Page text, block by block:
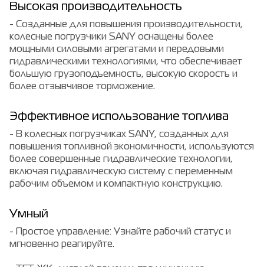
Высокая производительность
- Созданные для повышения производительности,
колесные погрузчики SANY оснащены более
мощными силовыми агрегатами и передовыми
гидравлическими технологиями, что обеспечивает
большую грузоподъемность, высокую скорость и
более отзывчивое торможение.
Эффективное использование топлива
- В колесных погрузчиках SANY, созданных для
повышения топливной экономичности, используются
более совершенные гидравлические технологии,
включая гидравлическую систему с переменным
рабочим объемом и компактную конструкцию.
Умный
- Простое управление: Узнайте рабочий статус и
мгновенно реагируйте.